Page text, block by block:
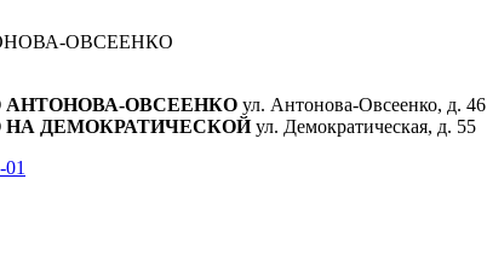
ОВСЕЕНКО
АНТОНОВА-ОВСЕЕНКО ул. Антонова-Овсеенко, д. 46
НА ДЕМОКРАТИЧЕСКОЙ ул. Демократическая, д. 55